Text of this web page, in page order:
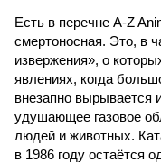
Есть в перечне A-Z
смертоносная. Это, в
извержения», о
явлениях, когда
внезапно вырывается
удушающее газовое
людей и животных.
в 1986 году остаётся